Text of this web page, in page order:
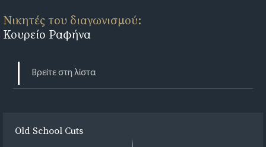
Νικητές του διαγωνισμού:
Κουρείο Ραφήνα
Old School Cuts